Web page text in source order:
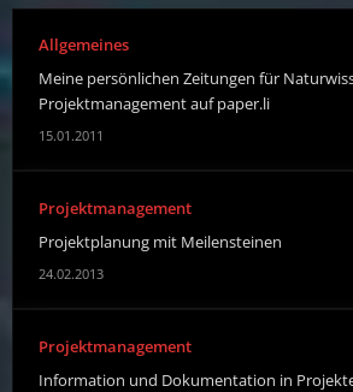
Allgemeines
Meine persönlichen Zeitungen für
Projektmanagement auf paper.li
15.01.2011
Projektmanagement
Projektplanung mit Meilensteinen
24.02.2013
Projektmanagement
Information und Dokumentation in